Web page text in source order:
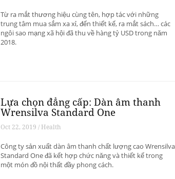
Từ ra mắt thương hiệu cùng tên, hợp tác với những
trung tâm mua sắm xa xỉ, đến thiết kế, ra mắt sách… các
ngôi sao mạng xã hội đã thu về hàng tỷ USD trong năm
2018.
Lựa chọn đẳng cấp: Dàn âm thanh
Wrensilva Standard One
Oct 22, 2019 / Health
Công ty sản xuất dàn âm thanh chất lượng cao Wrensilva
Standard One đã kết hợp chức năng và thiết kế trong
một món đồ nội thất đầy phong cách.